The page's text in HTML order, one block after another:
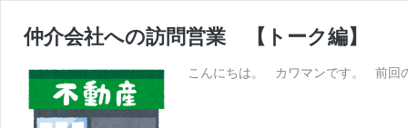
仲介会社への訪問営業 【トーク編】
こんにちは。 カワマンです。 前回